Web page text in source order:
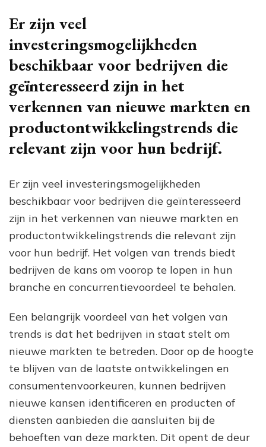
Er zijn veel
investeringsmogelijkheden
beschikbaar voor bedrijven die
geïnteresseerd zijn in het
verkennen van nieuwe markten en
productontwikkelingstrends die
relevant zijn voor hun bedrijf.
Er zijn veel investeringsmogelijkheden
beschikbaar voor bedrijven die geïnteresseerd
zijn in het verkennen van nieuwe markten en
productontwikkelingstrends die relevant zijn
voor hun bedrijf. Het volgen van trends biedt
bedrijven de kans om voorop te lopen in hun
branche en concurrentievoordeel te behalen.
Een belangrijk voordeel van het volgen van
trends is dat het bedrijven in staat stelt om
nieuwe markten te betreden. Door op de hoogte
te blijven van de laatste ontwikkelingen en
consumentenvoorkeuren, kunnen bedrijven
nieuwe kansen identificeren en producten of
diensten aanbieden die aansluiten bij de
behoeften van deze markten. Dit opent de deur